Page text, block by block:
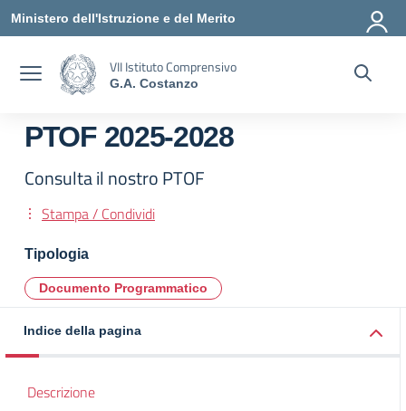
Vai ai contenuti
Vai al menu di navigazione
Vai al footer
Ministero dell'Istruzione e del Merito
VII Istituto Comprensivo
G.A. Costanzo
PTOF 2025-2028
Consulta il nostro PTOF
Stampa / Condividi
Tipologia
Documento Programmatico
Indice della pagina
Descrizione